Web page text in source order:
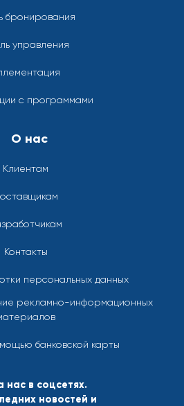
бронирования
управления
с программами
О нас
Клиентам
Контакты
персональных данных
рекламно-информационных
банковской карты
нас в соцсетях.
новостей и